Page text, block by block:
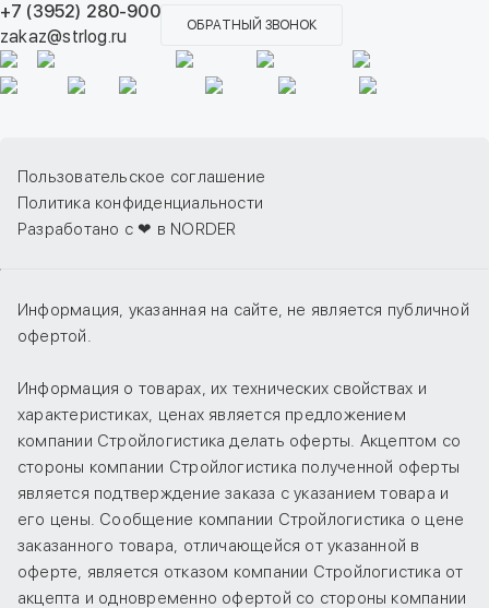
+7 (3952) 280-900
zakaz@strlog.ru
ОБРАТНЫЙ ЗВОНОК
Пользовательское соглашение
Политика конфиденциальности
Разработано с ❤ в NORDER
Информация, указанная на сайте, не является публичной
офертой.
Информация о товарах, их технических свойствах и
характеристиках, ценах является предложением
компании Стройлогистика делать оферты. Акцептом со
стороны компании Стройлогистика полученной оферты
является подтверждение заказа с указанием товара и
его цены. Сообщение компании Стройлогистика о цене
заказанного товара, отличающейся от указанной в
оферте, является отказом компании Стройлогистика от
акцепта и одновременно офертой со стороны компании